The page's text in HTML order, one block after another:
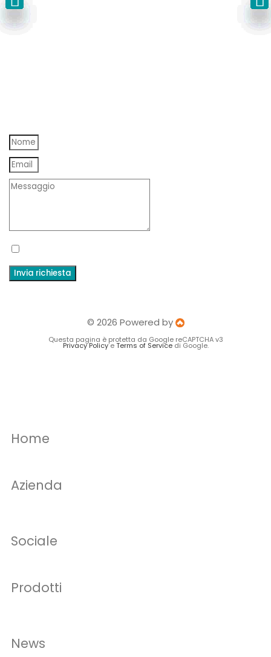
Viale Risorgimento, 111
91021 – C.bello di Mazara (TP)
Invia richiesta
© 2026 Powered by
Questa pagina è protetta da Google reCAPTCHA v3
Privacy PolicyeTerms of Servicedi Google.
Home
Azienda
Sociale
Prodotti
News